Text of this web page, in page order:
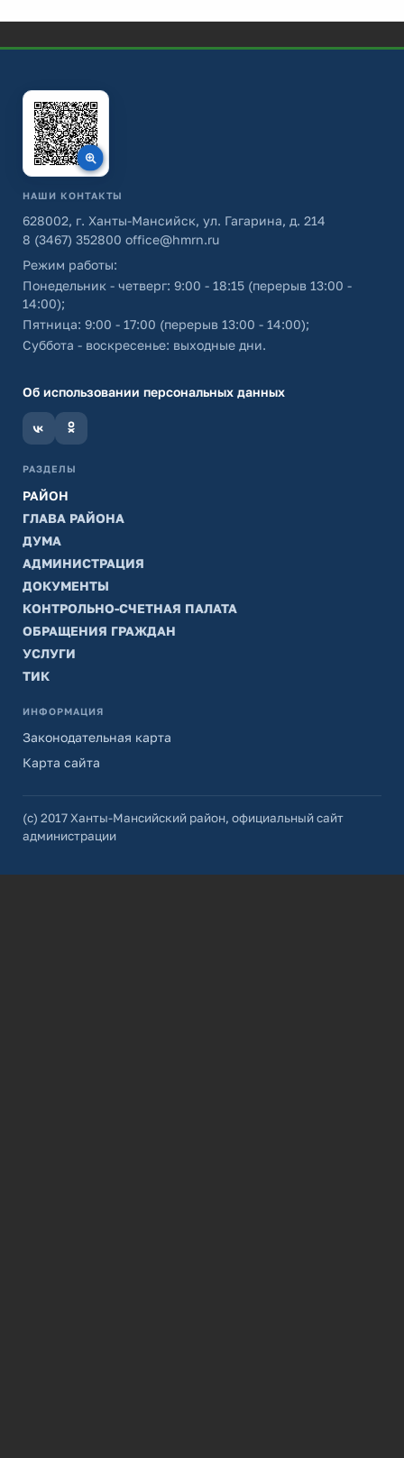
НАШИ КОНТАКТЫ
628002, г. Ханты-Мансийск, ул. Гагарина, д. 214
8 (3467) 352800 office@hmrn.ru
Режим работы:
Понедельник - четверг: 9:00 - 18:15 (перерыв 13:00 -
14:00);
Пятница: 9:00 - 17:00 (перерыв 13:00 - 14:00);
Суббота - воскресенье: выходные дни.
Об использовании персональных данных
РАЗДЕЛЫ
РАЙОН
ГЛАВА РАЙОНА
ДУМА
АДМИНИСТРАЦИЯ
ДОКУМЕНТЫ
КОНТРОЛЬНО-СЧЕТНАЯ ПАЛАТА
ОБРАЩЕНИЯ ГРАЖДАН
УСЛУГИ
ТИК
ИНФОРМАЦИЯ
Законодательная карта
Карта сайта
(с) 2017 Ханты-Мансийский район, официальный сайт
администрации